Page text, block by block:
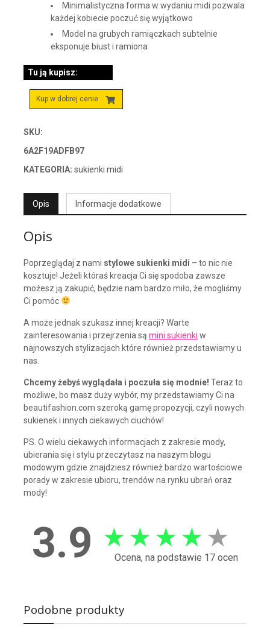
Minimalistyczna forma w wydaniu midi pozwala
każdej kobiecie poczuć się wyjątkowo
Model na grubych ramiączkach subtelnie
eksponuje biust i ramiona
Tu ją kupisz:
Kup w dobrej cenie
SKU:
6A2F19ADFB97
KATEGORIA: sukienki midi
Opis Informacje dodatkowe
Opis
Poprzeglądaj z nami stylowe sukienki midi – to nic nie
kosztuje! Jeżeli któraś kreacja Ci się spodoba zawsze
możesz ją zakupić, będzie nam bardzo miło, że mogliśmy
Ci pomóc
A może jednak szukasz innej kreacji? Warte
zainteresowania i przejrzenia są mini sukienki w
najnowszych stylizacjach które również przedstawiamy u
nas.
Chcemy żebyś wyglądała i poczuła się modnie! Teraz to
możliwe, bo masz duży wybór, my przedstawiamy Ci na
beautifashion.com szeroką gamę propozycji, czyli nowych
sukienek i innych ciekawych ciuchów!
PS. O wielu ciekawych informacjach z zakresie mody,
ubierania się i stylu przeczytasz na naszym blogu
modowym gdzie znajdziesz również bardzo wartościowe
porady w zakresie ubioru, trendów na rynku ubrań oraz
mody!
3.9 ★ ★ ★ ★ ★
Ocena, na podstawie 17 ocen
Podobne produkty